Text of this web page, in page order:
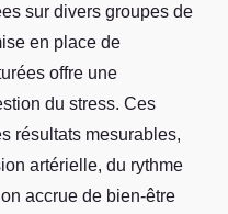
sur divers groupes de
en place de
offre une
du stress. Ces
résultats mesurables,
artérielle, du rythme
accrue de bien-être